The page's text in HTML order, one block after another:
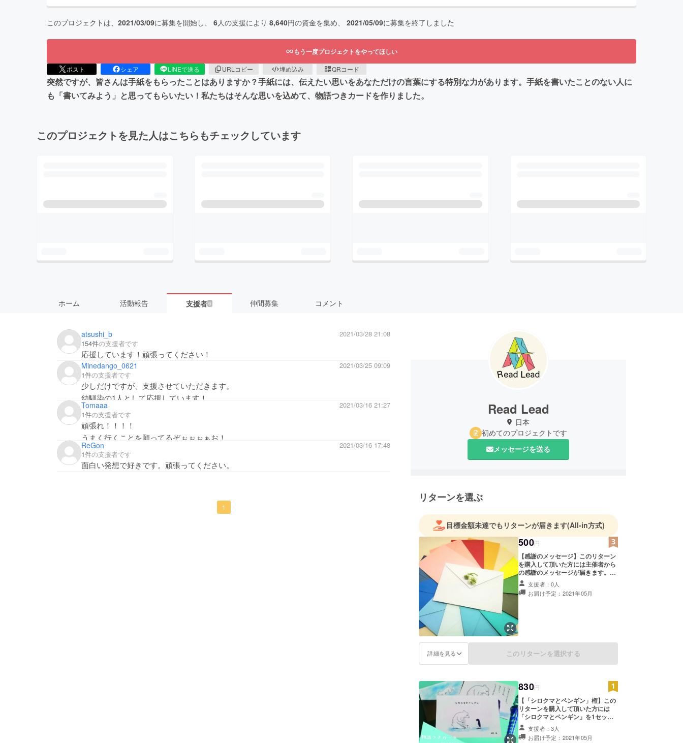
このプロジェクトは、 2021/03/09に募集を開始し、 6人の支援により 8,640円の資金を集め、 2021/05/09に募集を終了しました
もう一度プロジェクトをやってほしい
ポスト シェア LINEで送る URLコピー 埋め込み QRコード
突然ですが、皆さんは手紙をもらったことはありますか？手紙には、伝えたい思いをあなただけの言葉にする特別な力があります。手紙を書いたことのない人に
も「書いてみよう」と思ってもらいたい！私たちはそんな思いを込めて、物語つきカードを作りました。
このプロジェクトを見た人はこちらもチェックしています
ホーム 活動報告 支援者6 仲間募集 コメント
atsushi_b
2021/03/28 21:08
154件の支援者です
応援しています！頑張ってください！
Minedango_0621
2021/03/25 09:09
1件の支援者です
少しだけですが、支援させていただきます。
幼馴染の1人として応援しています！
頑張って！
Tomaaa
2021/03/16 21:27
1件の支援者です
頑張れ！！！！
うまく行くことを願ってるぞぉぉぉぁお！
ReGon
2021/03/16 17:48
1件の支援者です
面白い発想で好きです。頑張ってください。
1
Read Lead
日本
初めてのプロジェクトです
メッセージを送る
リターンを選ぶ
目標金額未達でもリターンが届きます(All-in方式)
500円
【感謝のメッセージ】このリターン
を購入して頂いた方には主催者から
の感謝のメッセージが届きます。
メールでお届けしたいと思います。
支援者：0人
お届け予定：2021年05月
詳細を見る このリターンを選択する
830円
【「シロクマとペンギン」権】この
リターンを購入して頂いた方には
「シロクマとペンギン」を1セット
送らせていただきます。
支援者：3人
お届け予定：2021年05月